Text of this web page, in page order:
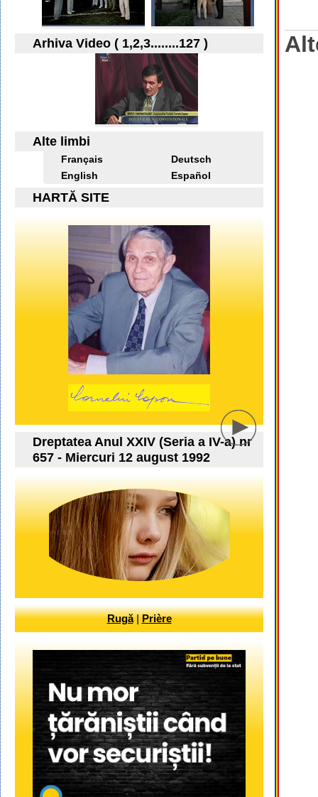
Arhiva Video ( 1,2,3........127 )
Alte limbi
Français
Deutsch
English
Español
HARTĂ SITE
Dreptatea Anul XXIV (Seria a IV-a) nr
657 - Miercuri 12 august 1992
Rugă|Prière